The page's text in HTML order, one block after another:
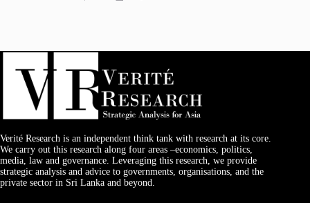
Verité Research is an independent think tank with research at its core.
We carry out this research along four areas –economics, politics,
media, law and governance. Leveraging this research, we provide
strategic analysis and advice to governments, organisations, and the
private sector in Sri Lanka and beyond.